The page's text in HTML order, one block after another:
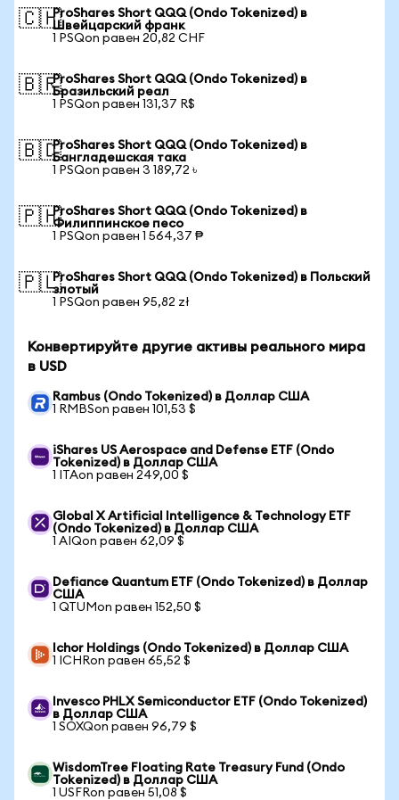
🇨🇭ProShares Short QQQ (Ondo Tokenized) в
Швейцарский франк
1 PSQon равен 20,82 CHF
🇧🇷ProShares Short QQQ (Ondo Tokenized) в
Бразильский реал
1 PSQon равен 131,37 R$
🇧🇩ProShares Short QQQ (Ondo Tokenized) в
Бангладешская така
1 PSQon равен 3 189,72 ৳
🇵🇭ProShares Short QQQ (Ondo Tokenized) в
Филиппинское песо
1 PSQon равен 1 564,37 ₱
🇵🇱ProShares Short QQQ (Ondo Tokenized) в Польский
злотый
1 PSQon равен 95,82 zł
Конвертируйте другие активы реального мира
в USD
Rambus (Ondo Tokenized) в Доллар США
1 RMBSon равен 101,53 $
iShares US Aerospace and Defense ETF (Ondo
Tokenized) в Доллар США
1 ITAon равен 249,00 $
Global X Artificial Intelligence & Technology ETF
(Ondo Tokenized) в Доллар США
1 AIQon равен 62,09 $
Defiance Quantum ETF (Ondo Tokenized) в Доллар
США
1 QTUMon равен 152,50 $
Ichor Holdings (Ondo Tokenized) в Доллар США
1 ICHRon равен 65,52 $
Invesco PHLX Semiconductor ETF (Ondo Tokenized)
в Доллар США
1 SOXQon равен 96,79 $
WisdomTree Floating Rate Treasury Fund (Ondo
Tokenized) в Доллар США
1 USFRon равен 51,08 $